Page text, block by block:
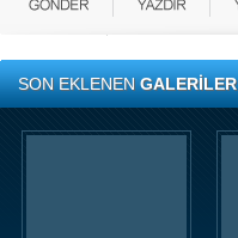
SON EKLENENGALERİLER